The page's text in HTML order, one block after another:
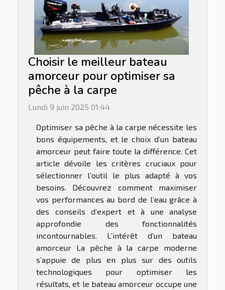
Choisir le meilleur bateau
amorceur pour optimiser sa
pêche à la carpe
Lundi 9 juin 2025 01:44
Optimiser sa pêche à la carpe nécessite les
bons équipements, et le choix d’un bateau
amorceur peut faire toute la différence. Cet
article dévoile les critères cruciaux pour
sélectionner l’outil le plus adapté à vos
besoins. Découvrez comment maximiser
vos performances au bord de l’eau grâce à
des conseils d’expert et à une analyse
approfondie des fonctionnalités
incontournables. L’intérêt d’un bateau
amorceur La pêche à la carpe moderne
s’appuie de plus en plus sur des outils
technologiques pour optimiser les
résultats, et le bateau amorceur occupe une